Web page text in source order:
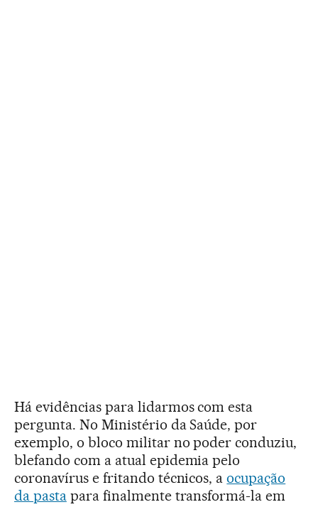
Há evidências para lidarmos com esta
pergunta. No Ministério da Saúde, por
exemplo, o bloco militar no poder conduziu,
blefando com a atual epidemia pelo
coronavírus e fritando técnicos, aocupação
da pastapara finalmente transformá-la em